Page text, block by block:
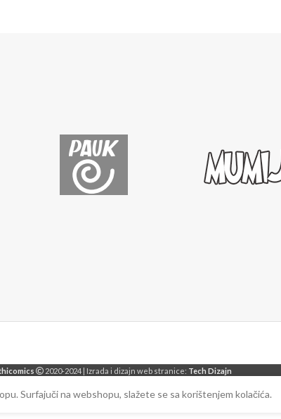
2020-2024 | Izrada i dizajn web stranice: Tech Dizajn
Surfajuči na webshopu, slažete se sa korištenjem kolačića.